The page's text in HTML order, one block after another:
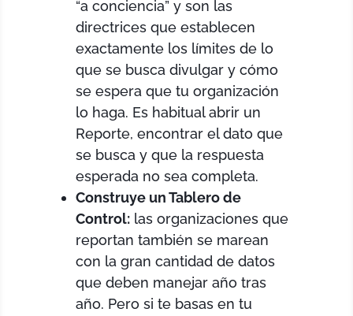
“a conciencia” y son las
directrices que establecen
exactamente los límites de lo
que se busca divulgar y cómo
se espera que tu organización
lo haga. Es habitual abrir un
Reporte, encontrar el dato que
se busca y que la respuesta
esperada no sea completa.
Construye un Tablero de
Control: las organizaciones que
reportan también se marean
con la gran cantidad de datos
que deben manejar año tras
año. Pero si te basas en tu